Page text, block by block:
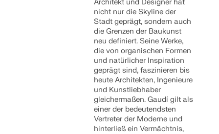
Architekt und Designer hat
nicht nur die Skyline der
Stadt geprägt, sondern auch
die Grenzen der Baukunst
neu definiert. Seine Werke,
die von organischen Formen
und natürlicher Inspiration
geprägt sind, faszinieren bis
heute Architekten, Ingenieure
und Kunstliebhaber
gleichermaßen. Gaudí gilt als
einer der bedeutendsten
Vertreter der Moderne und
hinterließ ein Vermächtnis,